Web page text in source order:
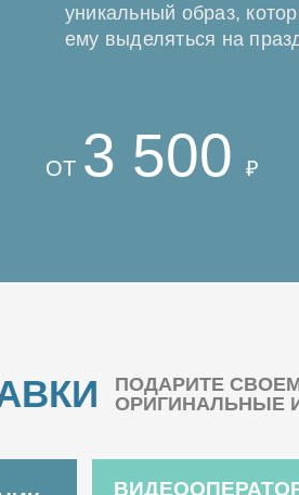
уникальный образ,
ему выделяться на
ОТ 3 500 ₽
ПОДАРИТЕ
ОРИГИНАЛЬНЫЕ